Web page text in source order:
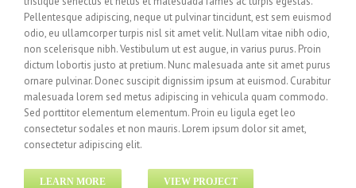
Pellentesque adipiscing, neque ut pulvinar tincidunt, est sem euismod
odio, eu ullamcorper turpis nisl sit amet velit. Nullam vitae nibh odio,
non scelerisque nibh. Vestibulum ut est augue, in varius purus. Proin
dictum lobortis justo at pretium. Nunc malesuada ante sit amet purus
ornare pulvinar. Donec suscipit dignissim ipsum at euismod. Curabitur
malesuada lorem sed metus adipiscing in vehicula quam commodo.
Sed porttitor elementum elementum. Proin eu ligula eget leo
consectetur sodales et non mauris. Lorem ipsum dolor sit amet,
consectetur adipiscing elit.
LEARN MORE VIEW PROJECT